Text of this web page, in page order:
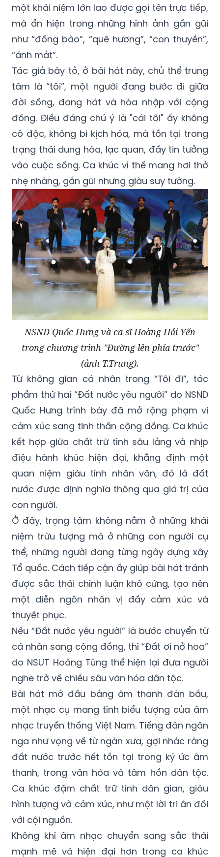
một khái niệm lớn lao được gọi tên trực tiếp,
mà ẩn hiện trong những hình ảnh gần gũi
như “đồng bào”, “quê hương”, “con thuyền”,
“ánh mắt”.
Tác giả bày tỏ, ở bài hát này, chủ thể trung
tâm là “tôi”, một người đang bước đi giữa
đời sống, đang hát và hòa nhập với cộng
đồng. Điều đáng chú ý là "cái tôi" ấy không
cô độc, không bi kịch hóa, mà tồn tại trong
trạng thái dung hòa, lạc quan, đầy tin tưởng
vào cuộc sống. Ca khúc vì thế mang hơi thở
nhẹ nhàng, gần gũi nhưng giàu suy tưởng.
NSND Quốc Hưng và ca sĩ Hoàng Hải Yến
trong chương trình "Đường lên phía trước"
(ảnh T.Trung).
Từ không gian cá nhân trong “Tôi đi”, tác
phẩm thứ hai “Đất nước yêu người” do NSND
Quốc Hưng trình bày đã mở rộng phạm vi
cảm xúc sang tinh thần cộng đồng. Ca khúc
kết hợp giữa chất trữ tình sâu lắng và nhịp
điệu hành khúc hiện đại, khẳng định một
quan niệm giàu tính nhân văn, đó là đất
nước được định nghĩa thông qua giá trị của
con người.
Ở đây, trọng tâm không nằm ở những khái
niệm trừu tượng mà ở những con người cụ
thể, những người đang từng ngày dựng xây
Tổ quốc. Cách tiếp cận ấy giúp bài hát tránh
được sắc thái chính luận khô cứng, tạo nên
một diễn ngôn nhân vị đầy cảm xúc và
thuyết phục.
Nếu “Đất nước yêu người” là bước chuyển từ
cá nhân sang cộng đồng, thì “Đất ơi nở hoa”
do NSƯT Hoàng Tùng thể hiện lại đưa người
nghe trở về chiều sâu văn hóa dân tộc.
Bài hát mở đầu bằng âm thanh đàn bầu,
một nhạc cụ mang tính biểu tượng của âm
nhạc truyền thống Việt Nam. Tiếng đàn ngân
nga như vọng về từ ngàn xưa, gợi nhắc rằng
đất nước trước hết tồn tại trong ký ức âm
thanh, trong văn hóa và tâm hồn dân tộc.
Ca khúc đậm chất trữ tình dân gian, giàu
hình tượng và cảm xúc, như một lời tri ân đối
với cội nguồn.
Không khí âm nhạc chuyển sang sắc thái
mạnh mẽ và hiện đại hơn trong ca khúc